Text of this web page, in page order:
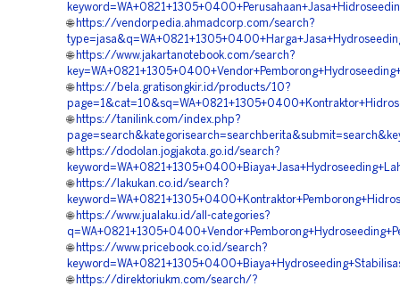
🌐 https://vendorpedia.ahmadcorp.com/search?
🌐 https://www.jakartanotebook.com/search?
🌐 https://bela.gratisongkir.id/products/10?
🌐 https://tanilink.com/index.php?
🌐 https://dodolan.jogjakota.go.id/search?
🌐 https://lakukan.co.id/search?
🌐 https://www.jualaku.id/all-categories?
🌐 https://www.pricebook.co.id/search?
🌐 https://direktoriukm.com/search/?